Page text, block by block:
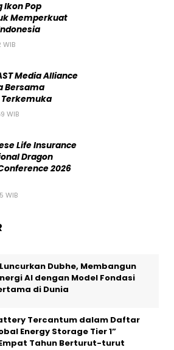
Ikon Pop
Memperkuat
Media Alliance
Bersama
Terkemuka
WIB
Life Insurance
Dragon
2026
WIB
Dubhe, Membangun
AI dengan Model Fondasi
di Dunia
Tercantum dalam Daftar
Energy Storage Tier 1”
Tahun Berturut-turut